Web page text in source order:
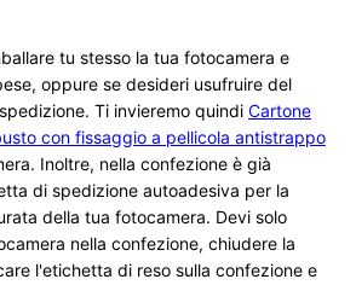
tu stesso la tua fotocamera e
oppure se desideri usufruire del
Ti invieremo quindi Cartone
con fissaggio a pellicola antistrappo
Inoltre, nella confezione è già
di spedizione autoadesiva per la
della tua fotocamera. Devi solo
nella confezione, chiudere la
l'etichetta di reso sulla confezione e